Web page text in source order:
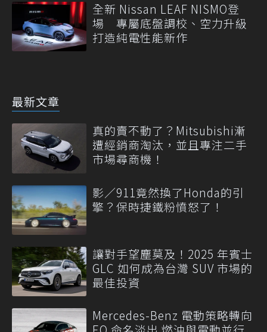
全新 Nissan LEAF NISMO登
場 專屬底盤調校、空力升級
打造純電性能新作
最新文章
真的賣不動了？Mitsubishi漸
遭經銷商淘汰，並且專注二手
市場尋商機！
影／911竟然換了Honda的引
擎？保時捷鐵粉憤怒了！
讓對手望塵莫及！2025 年賓士
GLC 如何成為台灣 SUV 市場的
最佳投資
Mercedes-Benz 電動策略轉向